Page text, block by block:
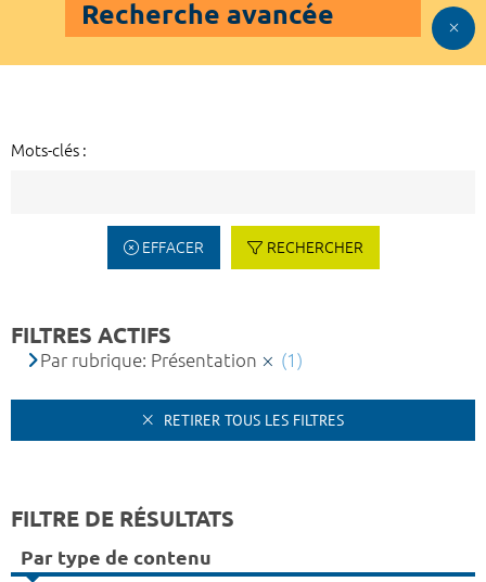
Recherche avancée
Mots-clés :
EFFACER RECHERCHER
FILTRES ACTIFS
Par rubrique: Présentation (1)
RETIRER TOUS LES FILTRES
FILTRE DE RÉSULTATS
Par type de contenu